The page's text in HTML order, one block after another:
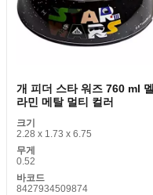
개 피더 스타 워즈 760 ml 멜
라민 메탈 멀티 컬러
크기
2.28 x 1.73 x 6.75
무게
0.52
바코드
8427934509874